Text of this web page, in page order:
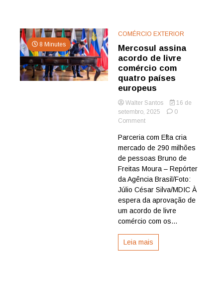
8 Minutes
COMÉRCIO EXTERIOR
Mercosul assina
acordo de livre
comércio com
quatro países
europeus
Walter Santos
16 de
setembro, 2025
0
Commenton
assina
acordo
de
livre
com
quatro
países
europeus
Parceria com Efta cria
mercado de 290 milhões
de pessoas Bruno de
Freitas Moura – Repórter
da Agência Brasil/Foto:
Júlio César Silva/MDIC À
espera da aprovação de
um acordo de livre
comércio com os...
Leia mais